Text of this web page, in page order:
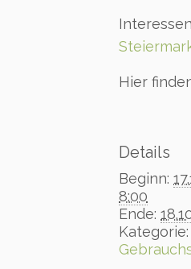
Hier
Details
Beginn:
8:00
Ende:
Kategorie: